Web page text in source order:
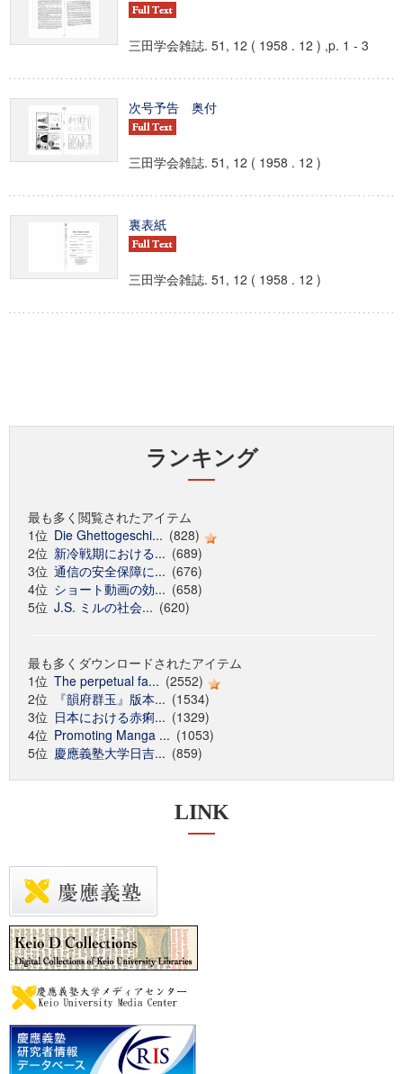
三田学会雑誌. 51, 12 ( 1958 . 12 ) ,p. 1 - 3
次号予告 奥付
三田学会雑誌. 51, 12 ( 1958 . 12 )
裏表紙
三田学会雑誌. 51, 12 ( 1958 . 12 )
ランキング
最も多く閲覧されたアイテム
1位 Die Ghettogeschi... (828)
2位 新冷戦期における... (689)
3位 通信の安全保障に... (676)
4位 ショート動画の効... (658)
5位 J.S. ミルの社会... (620)
最も多くダウンロードされたアイテム
1位 The perpetual fa... (2552)
2位
『韻府群玉』版本... (1534)
3位 日本における赤痢... (1329)
4位 Promoting Manga ... (1053)
5位 慶應義塾大学日吉... (859)
LINK